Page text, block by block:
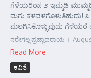
ಗೆಳೆಯರಿರಾ! ೨ ಇಮ್ಮಡಿ
ಮಗು
ಮಲಗಿಸಿಕೊಳ್ಳುವುದು ಗೆಳೆಯರೆ
ನರೇಗಲ್ಲ ಪ್ರಹ್ಲಾದರಾಯ
Read More
ಕವಿತೆ